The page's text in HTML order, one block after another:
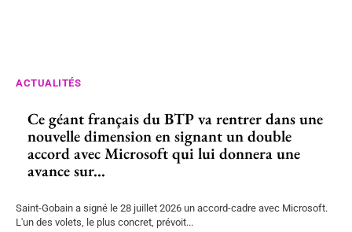
ACTUALITÉS
Ce géant français du BTP va rentrer dans une
nouvelle dimension en signant un double
accord avec Microsoft qui lui donnera une
avance sur...
Saint-Gobain a signé le 28 juillet 2026 un accord-cadre avec Microsoft.
L'un des volets, le plus concret, prévoit...